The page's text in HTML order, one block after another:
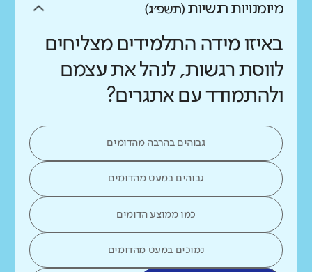
מיומנויות רגשיות (תשפ״ג)
באיזו מידה התלמידים מצליחים
לווסת רגשות, לנהל את עצמם
ולהתמודד עם אתגרים?
גבוהים בהרבה מהדומים
גבוהים במעט מהדומים
כמו ממוצע הדומים
נמוכים במעט מהדומים